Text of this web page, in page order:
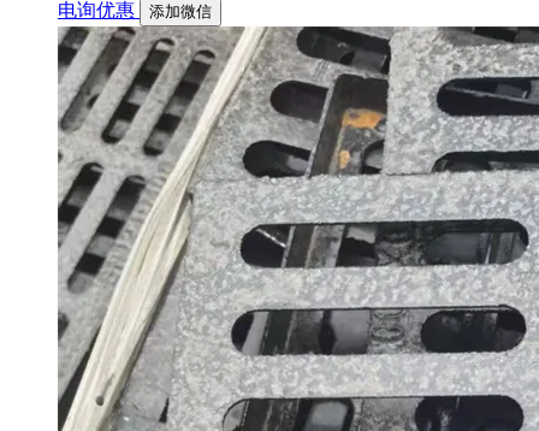
电询优惠
添加微信